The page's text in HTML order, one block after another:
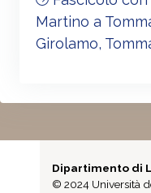
Martino a
Girolamo,
Dipartimento di
© 2024 Università